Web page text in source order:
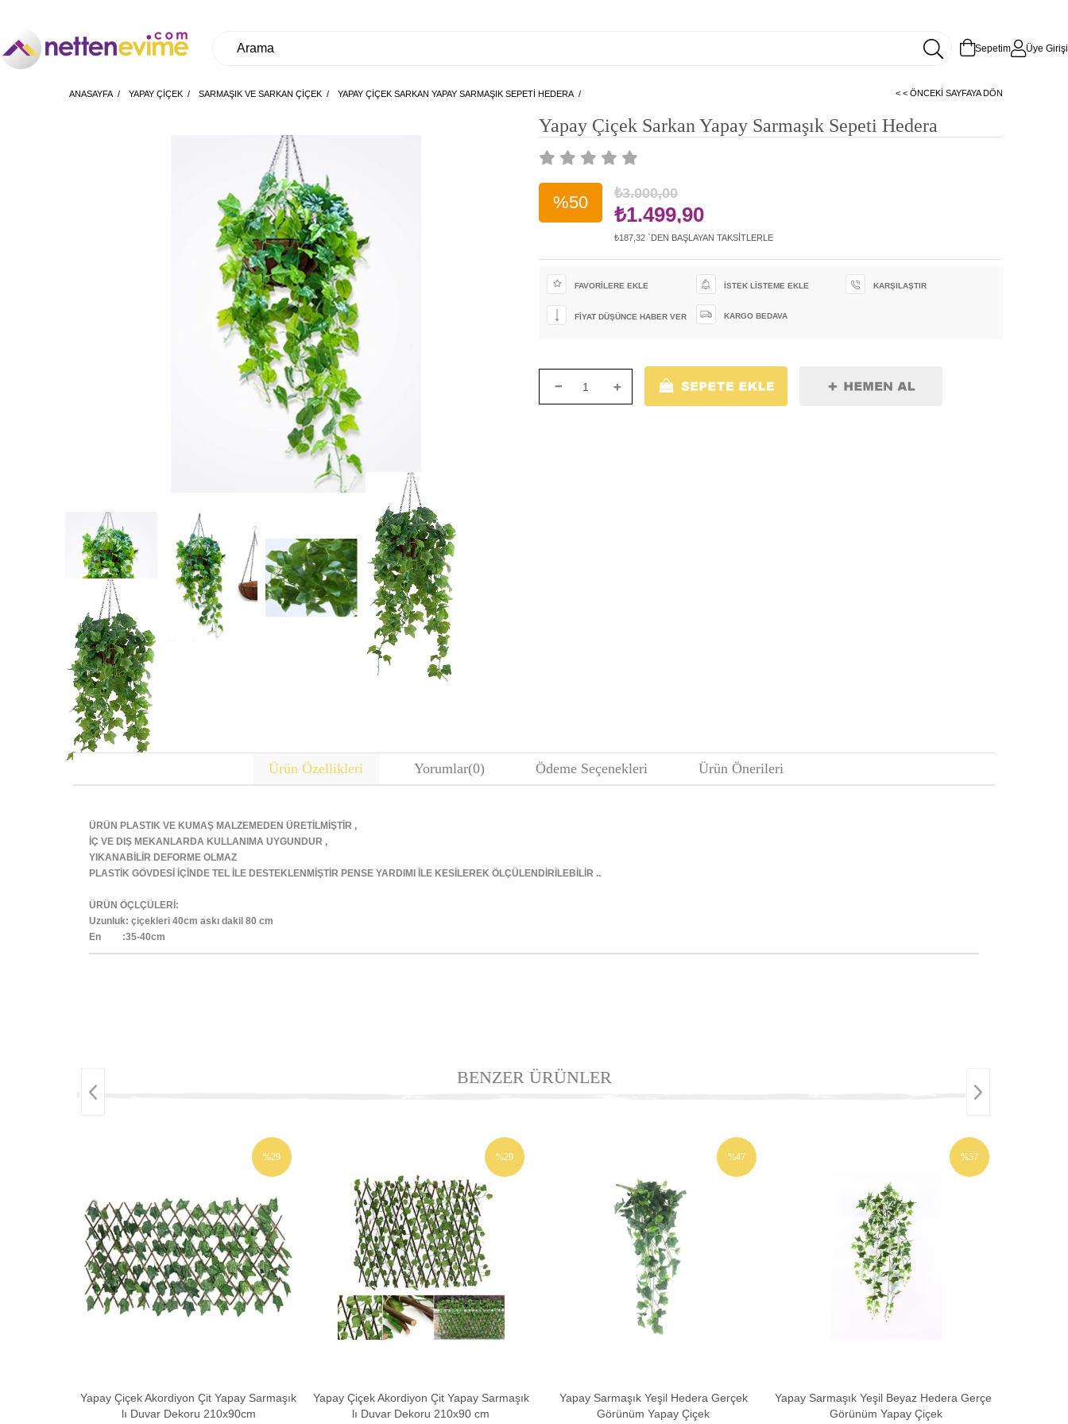
Sepetim Üye Girişi
ANASAYFA YAPAY ÇİÇEK SARMAŞIK VE SARKAN ÇİÇEK YAPAY ÇIÇEK SARKAN YAPAY SARMAŞIK SEPETI HEDERA < < ÖNCEKI SAYFAYA DÖN
Yapay Çiçek Sarkan Yapay Sarmaşık Sepeti Hedera
%50 ₺3.000,00
₺1.499,90
₺187,32 `DEN BAŞLAYAN TAKSITLERLE
FAVORILERE EKLE İSTEK LISTEME EKLE KARŞILAŞTIR
FIYAT DÜŞÜNCE HABER VER KARGO BEDAVA
Ürün Özellikleri Yorumlar(0) Ödeme Seçenekleri Ürün Önerileri
ÜRÜN PLASTIK VE KUMAŞ MALZEMEDEN ÜRETİLMİŞTİR ,
İÇ VE DIŞ MEKANLARDA KULLANIMA UYGUNDUR ,
YIKANABİLİR DEFORME OLMAZ
PLASTİK GÖVDESİ İÇİNDE TEL İLE DESTEKLENMİŞTİR PENSE YARDIMI İLE KESİLEREK ÖLÇÜLENDİRİLEBİLİR ..
ÜRÜN ÖÇLÇÜLERİ:
Uzunluk: çiçekleri 40cm askı dakil 80 cm
En :35-40cm
BENZER ÜRÜNLER
Yapay Çiçek Akordiyon Çit Yapay Sarmaşık
lı Duvar Dekoru 210x90cm
%29
İNDIRIM
Yapay Çiçek Akordiyon Çit Yapay Sarmaşık
lı Duvar Dekoru 210x90 cm
%29
İNDIRIM
Yapay Sarmaşık Yeşil Hedera Gerçek
Görünüm Yapay Çiçek
%47
Yapay Sarmaşık Yeşil Beyaz Hedera Gerçek
Görünüm Yapay Çiçek
%57